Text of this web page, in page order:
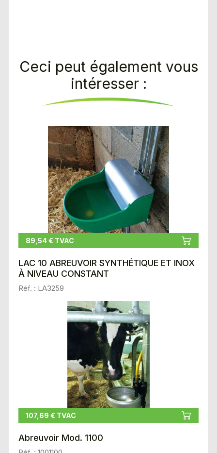
Ceci peut également vous
intéresser :
89,54 € TVAC
LAC 10 ABREUVOIR SYNTHÉTIQUE ET INOX
À NIVEAU CONSTANT
Réf. : LA3259
107,69 € TVAC
Abreuvoir Mod. 1100